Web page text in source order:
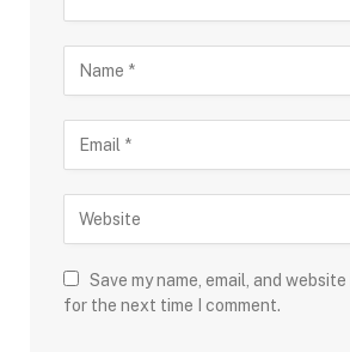
Save my name, email, and
for the next time I comment.